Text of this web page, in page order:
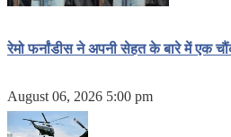
रेमो फर्नांडीस ने अपनी सेहत के बारे में एक
August 06, 2026 5:00 pm